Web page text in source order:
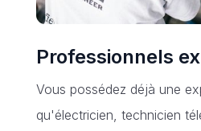
Professionnels
Vous possédez déjà une
qu'électricien, technicien